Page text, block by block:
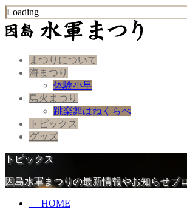
Loading
まつりについて
海まつり
体験小早
島火まつり
跳楽舞はねくらべ
トピックス
グッズ
トピックス
因島水軍まつりの最新情報やお知らせブ
HOME